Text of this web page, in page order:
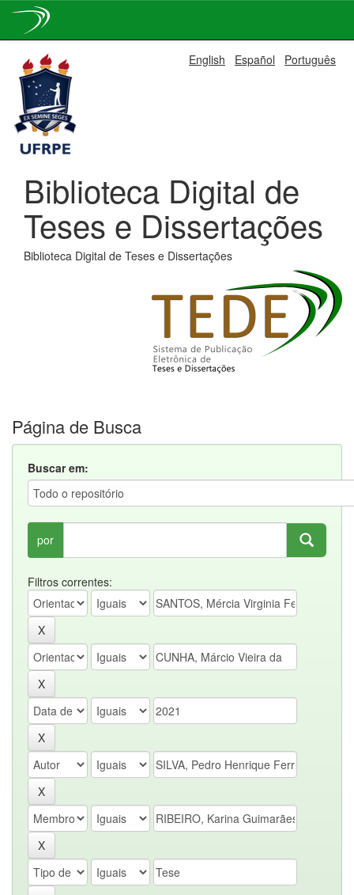
navigation
English Español Português
Biblioteca Digital de
Teses e Dissertações
Biblioteca Digital de Teses e Dissertações
Página de Busca
Buscar em:
por
Filtros correntes: